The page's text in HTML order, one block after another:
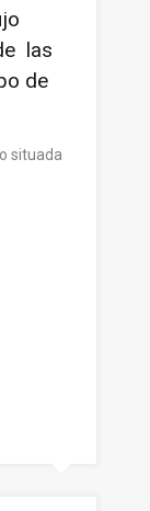
las
de
situada